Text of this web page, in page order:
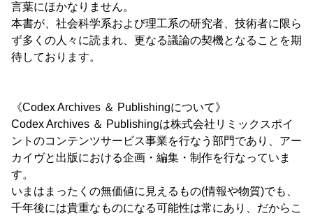
言葉にほかなりません。
本書が、社会科学系および理工系の研究者、技術者に限ら
ず多くの人々に読まれ、更なる議論の契機となることを期
待しております。
《Codex Archives ＆ Publishingについて》
Codex Archives ＆ Publishingは株式会社リミックスポイ
ントのコンテンツサービス事業を行なう部門であり、アー
カイヴと出版における企画・編集・制作を行なっていま
す。
いまはまったくの無価値に見えるもの(情報や物質)でも、
千年後には貴重なものになる可能性は常にあり、だからこ